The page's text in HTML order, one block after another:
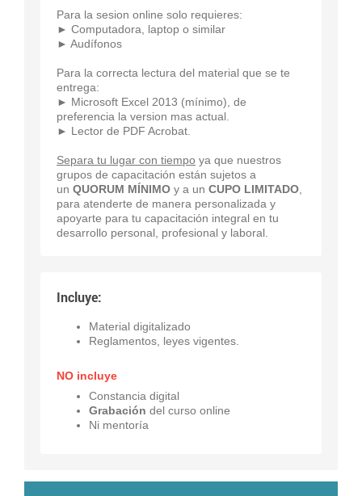
Para la sesion online solo requieres:
► Computadora, laptop o similar
► Audífonos
Para la correcta lectura del material que se te
entrega:
► Microsoft Excel 2013 (mínimo), de
preferencia la version mas actual.
► Lector de PDF Acrobat.
Separa tu lugar con tiempo ya que nuestros
grupos de capacitación están sujetos a
un QUORUM MÍNIMO y a un CUPO LIMITADO
para atenderte de manera personalizada y
apoyarte para tu capacitación integral en tu
desarrollo personal, profesional y laboral.
Incluye:
Material digitalizado
Reglamentos, leyes vigentes.
NO incluye
Constancia digital
Grabación del curso online
Ni mentoría